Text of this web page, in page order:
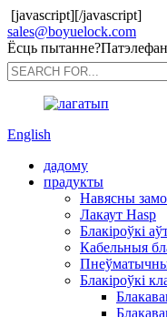
[javascript][/javascript]
sales@boyuelock.com
Ёсць
English
дадому
прадукты
Навясны
Лакаут Hasp
Блакіроўкі
Кабельныя
Блакіроўкі